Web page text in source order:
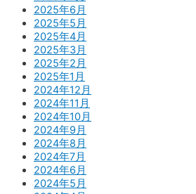
2025年6月
2025年5月
2025年4月
2025年3月
2025年2月
2025年1月
2024年12月
2024年11月
2024年10月
2024年9月
2024年8月
2024年7月
2024年6月
2024年5月